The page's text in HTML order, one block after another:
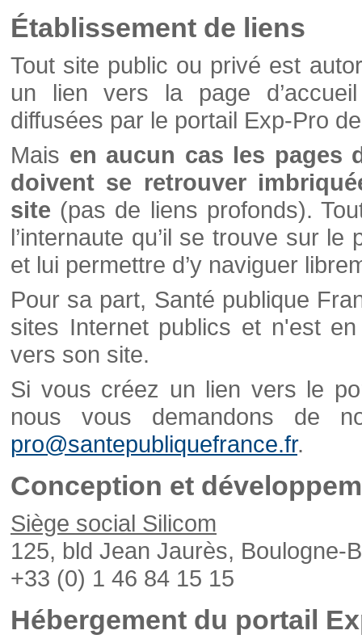
Établissement de liens
Tout site public ou privé est
un lien vers la page
diffusées par le portail Exp-Pro
Mais en aucun cas les pages
doivent se retrouver
site (pas de liens profonds).
l’internaute qu’il se trouve sur
et lui permettre d’y naviguer
Pour sa part, Santé publique
sites Internet publics et n'est
vers son site.
Si vous créez un lien vers le
nous vous demandons de
pro@santepubliquefrance.fr.
Conception et
Siège social Silicom
125, bld Jean Jaurès, Boulogne-
+33 (0) 1 46 84 15 15
Hébergement du portail